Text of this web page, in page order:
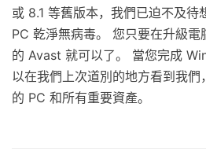
或 8.1 等舊版本，我們已迫不及
PC 乾淨無病毒。 您只要在升級
的 Avast 就可以了。 當您完成
以在我們上次道別的地方看到我
的 PC 和所有重要資產。